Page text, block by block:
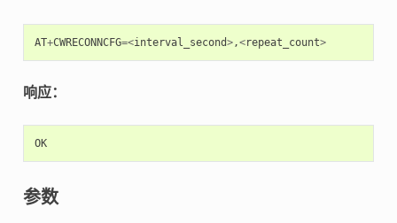
AT+CWRECONNCFG=<interval_second>,<repeat_count>
响应：
OK
参数